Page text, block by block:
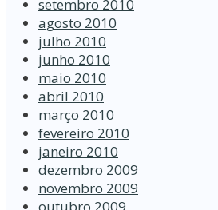
setembro 2010
agosto 2010
julho 2010
junho 2010
maio 2010
abril 2010
março 2010
fevereiro 2010
janeiro 2010
dezembro 2009
novembro 2009